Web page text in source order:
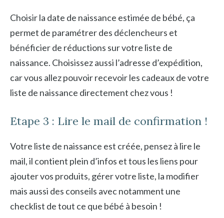
Choisir la date de naissance estimée de bébé, ça
permet de paramétrer des déclencheurs et
bénéficier de réductions sur votre liste de
naissance. Choisissez aussi l’adresse d’expédition,
car vous allez pouvoir recevoir les cadeaux de votre
liste de naissance directement chez vous !
Etape 3 : Lire le mail de confirmation !
Votre liste de naissance est créée, pensez à lire le
mail, il contient plein d’infos et tous les liens pour
ajouter vos produits, gérer votre liste, la modifier
mais aussi des conseils avec notamment une
checklist de tout ce que bébé à besoin !